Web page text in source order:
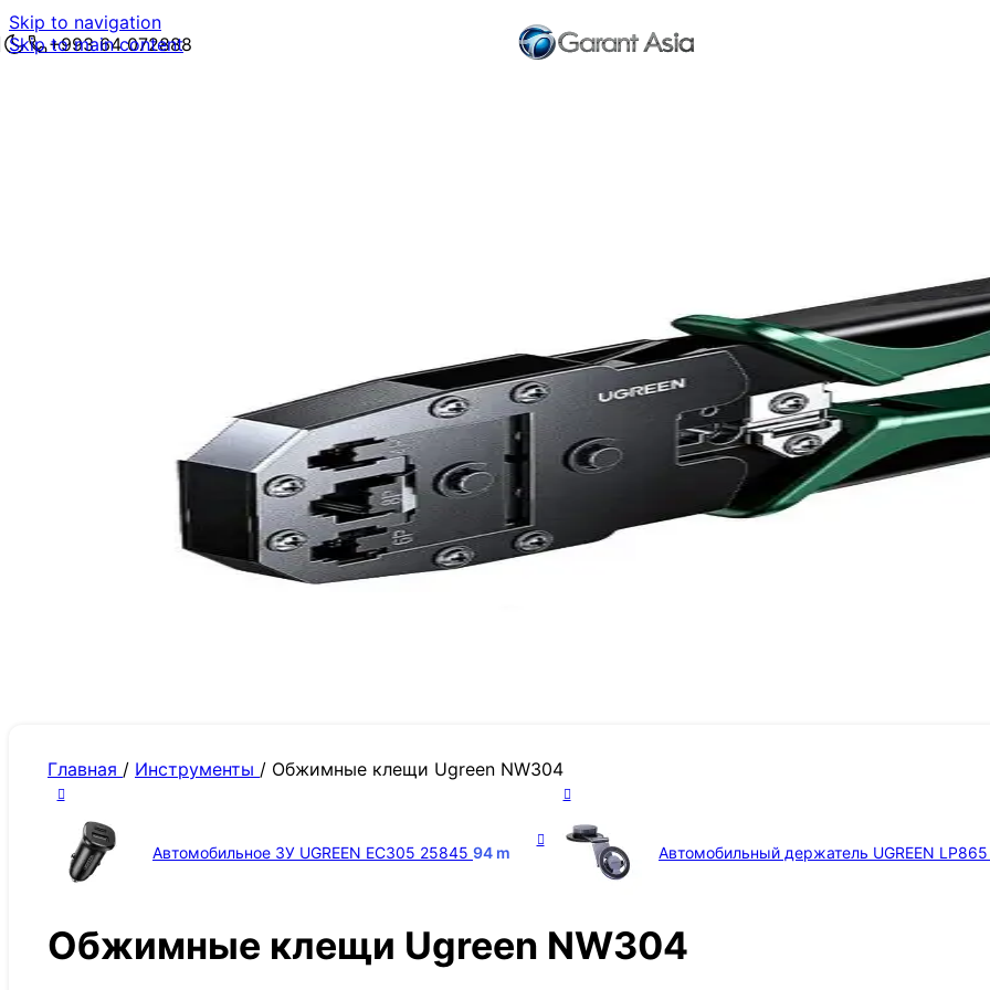
Skip to navigation
Skip to main content
+993 64 072888
Главная / Инструменты / Обжимные клещи Ugreen NW304
Автомобильное ЗУ UGREEN EC305 25845 94 m Автомобильный держатель UGREEN LP865
Обжимные клещи Ugreen NW304